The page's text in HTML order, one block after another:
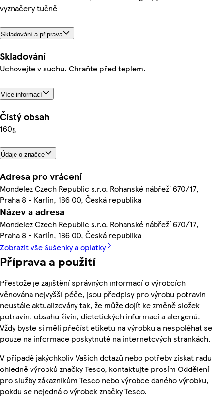
vyznačeny tučně
Skladování a příprava
Skladování
Uchovejte v suchu. Chraňte před teplem.
Více informací
Čistý obsah
160g
Údaje o značce
Adresa pro vrácení
Mondelez Czech Republic s.r.o. Rohanské nábřeží 670/17,
Praha 8 - Karlín, 186 00, Česká republika
Název a adresa
Mondelez Czech Republic s.r.o. Rohanské nábřeží 670/17,
Praha 8 - Karlín, 186 00, Česká republika
Zobrazit vše Sušenky a oplatky
Příprava a použití
Přestože je zajištění správných informací o výrobcích
věnována nejvyšší péče, jsou předpisy pro výrobu potravin
neustále aktualizovány tak, že může dojít ke změně složek
potravin, obsahu živin, dietetických informací a alergenů.
Vždy byste si měli přečíst etiketu na výrobku a nespoléhat se
pouze na informace poskytnuté na internetových stránkách.
V případě jakýchkoliv Vašich dotazů nebo potřeby získat radu
ohledně výrobků značky Tesco, kontaktujte prosím Oddělení
pro služby zákazníkům Tesco nebo výrobce daného výrobku,
pokdu se nejedná o výrobek značky Tesco.